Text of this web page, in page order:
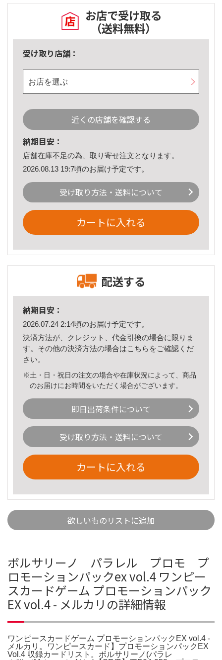
お店で受け取る
（送料無料）
受け取り店舗：
お店を選ぶ
近くの店舗を確認する
納期目安：
店舗在庫不足の為、取り寄せ注文となります。
2026.08.13 19:7頃のお届け予定です。
受け取り方法・送料について
カートに入れる
配送する
納期目安：
2026.07.24 2:14頃のお届け予定です。
決済方法が、クレジット、代金引換の場合に限りま
す。その他の決済方法の場合はこちら をご確認くだ
さい。
※土・日・祝日の注文の場合や在庫状況によって、商品
のお届けにお時間をいただく場合がございます。
即日出荷条件について
受け取り方法・送料について
カートに入れる
欲しいものリストに追加
ボルサリーノ パラレル プロモ プ
ロモーションパックex vol.4 ワンピー
スカードゲーム プロモーションパック
EX vol.4 - メルカリの詳細情報
ワンピースカードゲーム プロモーションパックEX vol.4 -
メルカリ。ワンピースカード】プロモーションパックEX
Vol.4 収録カードリスト。ボルサリーノ(パラレ